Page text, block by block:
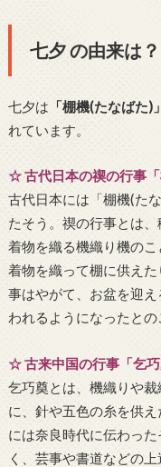
七夕 の由来は
七夕は 「棚機(たなばた)」
れています。
☆ 古代日本の禊の行事「
古代日本には「棚機(た
たそう。禊の行事とは、
着物を織る機織り機のこ
着物を織って棚に供え
事はやがて、お盆を迎
われるようになったとの
☆ 古来中国の行事「乞巧
乞巧奠とは、機織りや
に、針や五色の糸を供
には奈良時代に伝わっ
く、芸事や書道などの